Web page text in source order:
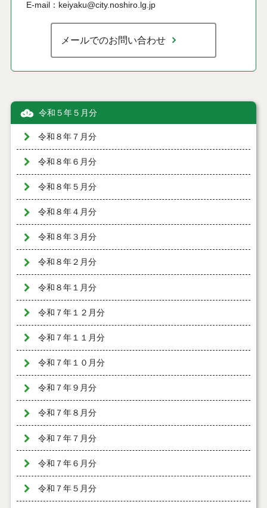
E-mail：keiyaku@city.noshiro.lg.jp
メールでのお問い合わせ
令和５年５月分
令和８年７月分
令和８年６月分
令和８年５月分
令和８年４月分
令和８年３月分
令和８年２月分
令和８年１月分
令和７年１２月分
令和７年１１月分
令和７年１０月分
令和７年９月分
令和７年８月分
令和７年７月分
令和７年６月分
令和７年５月分